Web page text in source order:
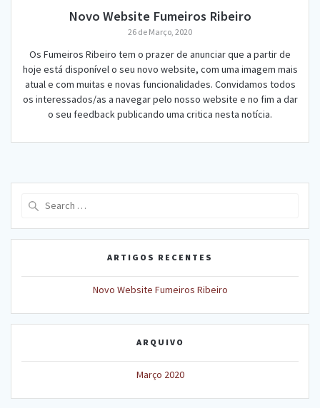
Novo Website Fumeiros Ribeiro
26 de Março, 2020
Os Fumeiros Ribeiro tem o prazer de anunciar que a partir de
hoje está disponível o seu novo website, com uma imagem mais
atual e com muitas e novas funcionalidades. Convidamos todos
os interessados/as a navegar pelo nosso website e no fim a dar
o seu feedback publicando uma critica nesta notícia.
ARTIGOS RECENTES
Novo Website Fumeiros Ribeiro
ARQUIVO
Março 2020